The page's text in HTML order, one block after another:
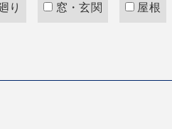
り 窓・玄関 屋根